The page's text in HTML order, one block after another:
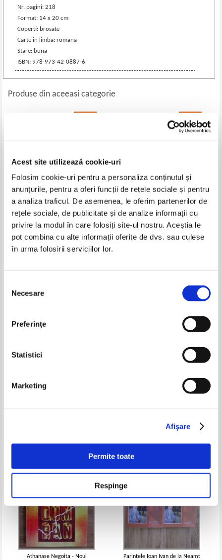
Acest site utilizează cookie-uri
Folosim cookie-uri pentru a personaliza conținutul și
anunțurile, pentru a oferi funcții de rețele sociale și pentru
a analiza traficul. De asemenea, le oferim partenerilor de
rețele sociale, de publicitate și de analize informații cu
privire la modul în care folosiți site-ul nostru. Aceștia le
pot combina cu alte informații oferite de dvs. sau culese
în urma folosirii serviciilor lor.
consimțământului
Necesare
Preferinţe
Statistici
Marketing
Afişare
Permite toate
Respinge
Nr. pagini: 218
Format: 14 x 20 cm
Coperti: brosate
Carte in limba: romana
Stare: buna
ISBN: 978-973-42-0887-6
Produse din aceeasi categorie
Victor Hugo - Les tables
Pret:53,00Lei 34,45 Lei
Adaugă în coș
Michel Malherbe - Enciclopedia
religiilor (volumul 1)
Pret:45,00Lei 36,00 Lei
Salih ben Fawazan al Fawazan -
Pret:37,00Lei 24,05 Lei Pret:43,00Lei 27,95 Lei
Athanase Negoita - Noul
Parintele Ioan Ivan de la Neamt